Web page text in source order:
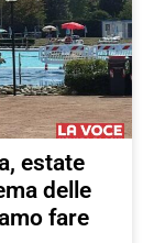
estate
delle
fare